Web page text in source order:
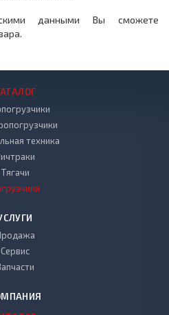
данными Вы сможете
техника
Тягачи
Сервис